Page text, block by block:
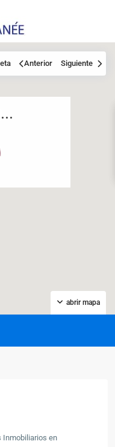
abrir mapa
Anterior Siguiente
Inmobiliarios en